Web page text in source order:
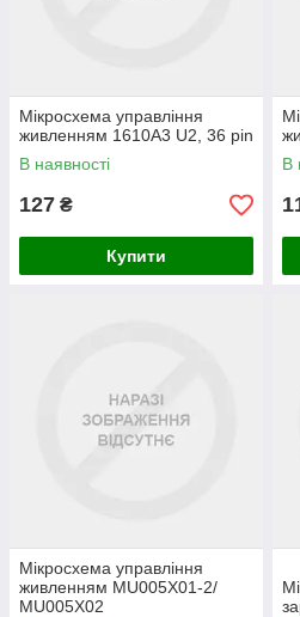
Мікросхема управління
живленням 1610A3 U2, 36 pin
В наявності
127 ₴
Купити
В
Мікросхема управління
живленням MU005X01-2/
MU005X02